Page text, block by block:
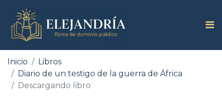
Inicio
Libros
Diario de un testigo de la guerra de África
Descargando libro